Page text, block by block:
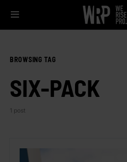
BROWSING TAG
SIX-PACK
1 post